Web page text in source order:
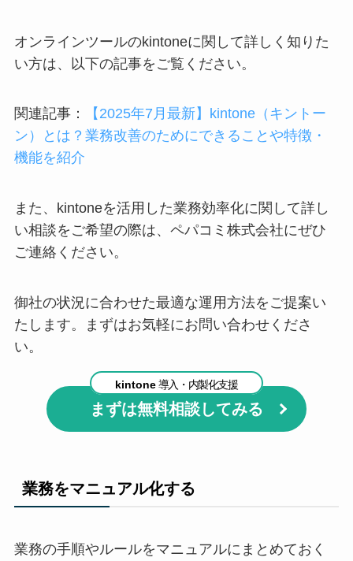
オンラインツールのkintoneに関して詳しく知りた
い方は、以下の記事をご覧ください。
関連記事：
【2025年7月最新】kintone（キントー
ン）とは？業務改善のためにできることや特徴・
機能を紹介
​​また、kintoneを活用した業務効率化に関して詳し
い相談をご希望の際は、ペパコミ株式会社にぜひ
ご連絡ください。
御社の状況に合わせた最適な運用方法をご提案い
たします。まずはお気軽にお問い合わせくださ
い。
kintone導入・内製化支援
まずは無料相談してみる
業務をマニュアル化する
業務の手順やルールをマニュアルにまとめておく